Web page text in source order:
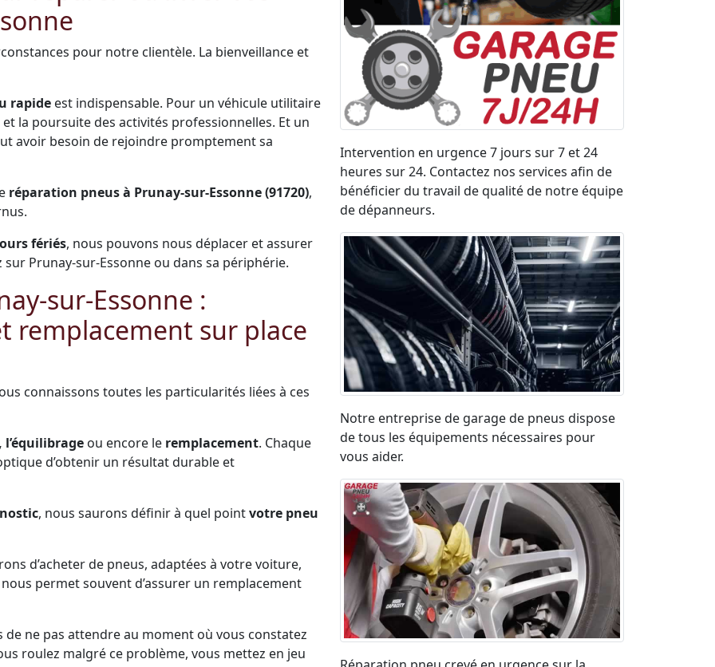
pour notre clientèle. La bienveillance et
rapide est indispensable. Pour un véhicule utilitaire
la poursuite des activités professionnelles. Et un
avoir besoin de rejoindre promptement sa
réparation pneus à Prunay-sur-Essonne (91720),
fériés, nous pouvons nous déplacer et assurer
Prunay-sur-Essonne ou dans sa périphérie.
sur-Essonne :
remplacement sur place
connaissons toutes les particularités liées à ces
ou encore le remplacement. Chaque
d’obtenir un résultat durable et
, nous saurons définir à quel pointvotre pneu
d’acheter de pneus, adaptées à votre voiture,
permet souvent d’assurer un remplacement
ne pas attendre au moment où vous constatez
roulez malgré ce problème, vous mettez en jeu
Intervention en urgence 7 jours sur 7 et 24
heures sur 24. Contactez nos services afin de
bénéficier du travail de qualité de notre équipe
de dépanneurs.
Notre entreprise de garage de pneus dispose
de tous les équipements nécessaires pour
vous aider.